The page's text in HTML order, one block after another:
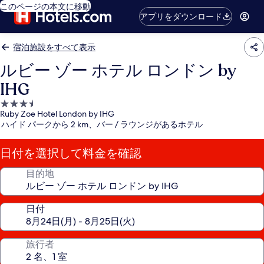
このページの本文に移動
アプリをダウンロード
宿泊施設をすべて表示
ルビー ゾー ホテル ロンドン by
IHG
3.5
つ
星
宿
泊
施
Ruby Zoe Hotel London by IHG
ハイド パークから 2 km、バー / ラウンジがあるホテル
日付を選択して料金を確認
目的地
日付
旅行者